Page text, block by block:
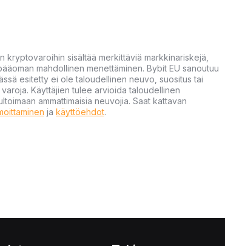
sisältää merkittäviä markkinariskejä,
mahdollinen menettäminen. Bybit EU sanoutuu
esitetty ei ole taloudellinen neuvo, suositus tai
Käyttäjien tulee arvioida taloudellinen
ammattimaisia neuvojia. Saat kattavan
ja käyttöehdot.